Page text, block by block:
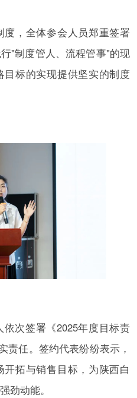
，全体参会人员郑重签署
"制度管人、流程管事"的现
标的实现提供坚实的制度
次签署《2025年度目标责
责任。签约代表纷纷表示，
拓与销售目标，为陕西白
劲动能。